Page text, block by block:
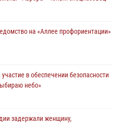
на «Аллее профориентации»
в обеспечении безопасности
небо»
задержали женщину,